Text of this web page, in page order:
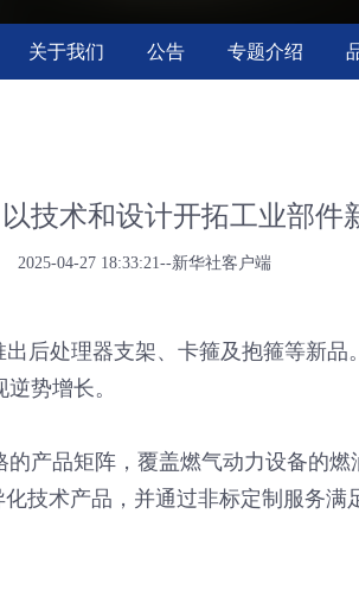
关于我们 公告 专题介绍
技术和设计开拓工业部件
2025-04-27 18:33:21--新华社客户端
出后处理器支架、卡箍及抱箍等新
势增长。
产品矩阵，覆盖燃气动力设备的
技术产品，并通过非标定制服务